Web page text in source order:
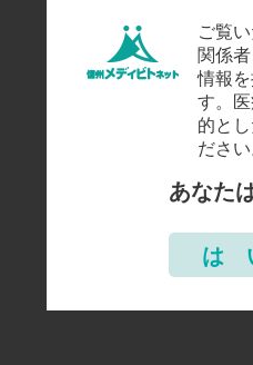
ご覧
関係
情報
す。
的と
ださ
あなた
は